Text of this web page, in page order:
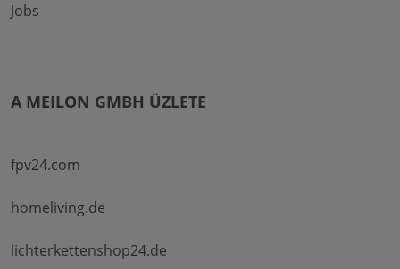
Jobs
A MEILON GMBH ÜZLETE
fpv24.com
homeliving.de
lichterkettenshop24.de